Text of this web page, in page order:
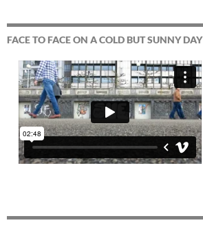
FACE TO FACE ON A COLD BUT SUNNY DAY